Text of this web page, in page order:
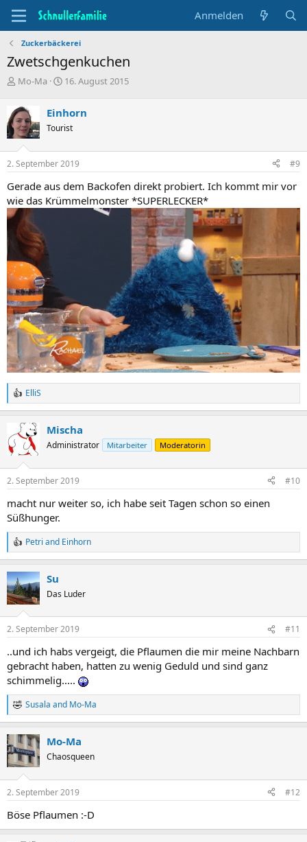
Anmelden
Zuckerbäckerei
Zwetschgenkuchen
T
e
m
e
n
s
t
r
t
e
r
Mo-Ma
B
i
n
d
a
u
m
16. August 2015
Einhorn
Tourist
2. September 2019 #9
Gerade aus dem Backofen direkt probiert. Ich kommt mir vor
wie das Krümmelmonster *SUPERLECKER*
R
e
t
i
s
ElliS
Mischa
Administrator Mitarbeiter Moderatorin
2. September 2019 #10
macht nur weiter so, ich habe seit Tagen schon so einen
Süßhunger.
R
e
c
t
i
s
Petri and Einhorn
Su
Das Luder
2. September 2019 #11
..und ich habs vergeigt, die Pflaumen die mir meine Nachbarn
gebracht haben, hatten zu wenig Geduld und sind ganz
schimmelig.....
R
e
c
t
i
s
Susala and Mo-Ma
Mo-Ma
Chaosqueen
2. September 2019 #12
Böse Pflaumen :-D